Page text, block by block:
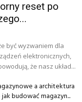
reset po
być wyzwaniem dla
elektronicznych,
że nasz układ...
a architektura
budować magazyn...